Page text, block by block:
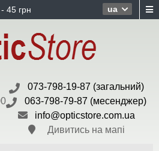
ua
45 грн
073-798-19-87 (загальний)
063-798-79-87 (месенджер)
info@opticstore.com.ua
Дивитись на мапі